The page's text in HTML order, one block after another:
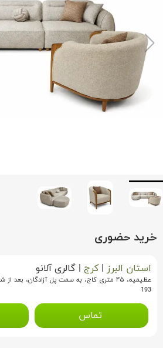
خرید حضوری
استان البرز |کرج | گالری آلانو
عظیمیه، ۴۵ متری کاج، به سمت پل آزادگان،
193
تماس